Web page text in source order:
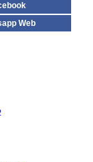
Web